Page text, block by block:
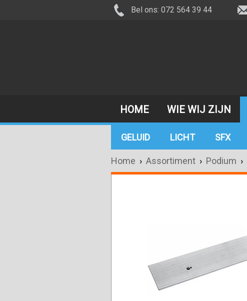
Bel ons: 072 564 39 44
HOME WIE WIJ ZIJN
GELUID LICHT SFX
Home › Assortiment › Podium ›